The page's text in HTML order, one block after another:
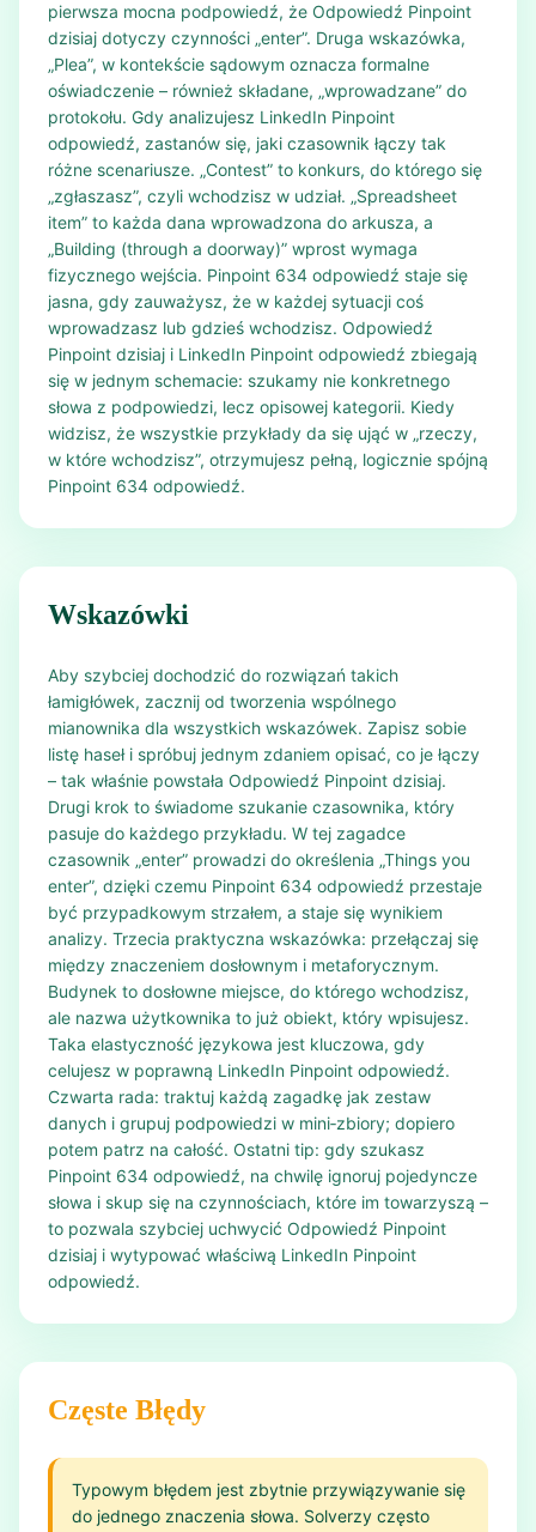
pierwsza mocna podpowiedź, że Odpowiedź Pinpoint
dzisiaj dotyczy czynności „enter”. Druga wskazówka,
„Plea”, w kontekście sądowym oznacza formalne
oświadczenie – również składane, „wprowadzane” do
protokołu. Gdy analizujesz LinkedIn Pinpoint
odpowiedź, zastanów się, jaki czasownik łączy tak
różne scenariusze. „Contest” to konkurs, do którego się
„zgłaszasz”, czyli wchodzisz w udział. „Spreadsheet
item” to każda dana wprowadzona do arkusza, a
„Building (through a doorway)” wprost wymaga
fizycznego wejścia. Pinpoint 634 odpowiedź staje się
jasna, gdy zauważysz, że w każdej sytuacji coś
wprowadzasz lub gdzieś wchodzisz. Odpowiedź
Pinpoint dzisiaj i LinkedIn Pinpoint odpowiedź zbiegają
się w jednym schemacie: szukamy nie konkretnego
słowa z podpowiedzi, lecz opisowej kategorii. Kiedy
widzisz, że wszystkie przykłady da się ująć w „rzeczy,
w które wchodzisz”, otrzymujesz pełną, logicznie spójną
Pinpoint 634 odpowiedź.
Wskazówki
Aby szybciej dochodzić do rozwiązań takich
łamigłówek, zacznij od tworzenia wspólnego
mianownika dla wszystkich wskazówek. Zapisz sobie
listę haseł i spróbuj jednym zdaniem opisać, co je łączy
– tak właśnie powstała Odpowiedź Pinpoint dzisiaj.
Drugi krok to świadome szukanie czasownika, który
pasuje do każdego przykładu. W tej zagadce
czasownik „enter” prowadzi do określenia „Things you
enter”, dzięki czemu Pinpoint 634 odpowiedź przestaje
być przypadkowym strzałem, a staje się wynikiem
analizy. Trzecia praktyczna wskazówka: przełączaj się
między znaczeniem dosłownym i metaforycznym.
Budynek to dosłowne miejsce, do którego wchodzisz,
ale nazwa użytkownika to już obiekt, który wpisujesz.
Taka elastyczność językowa jest kluczowa, gdy
celujesz w poprawną LinkedIn Pinpoint odpowiedź.
Czwarta rada: traktuj każdą zagadkę jak zestaw
danych i grupuj podpowiedzi w mini‑zbiory; dopiero
potem patrz na całość. Ostatni tip: gdy szukasz
Pinpoint 634 odpowiedź, na chwilę ignoruj pojedyncze
słowa i skup się na czynnościach, które im towarzyszą –
to pozwala szybciej uchwycić Odpowiedź Pinpoint
dzisiaj i wytypować właściwą LinkedIn Pinpoint
odpowiedź.
Częste Błędy
Typowym błędem jest zbytnie przywiązywanie się
do jednego znaczenia słowa. Solverzy często